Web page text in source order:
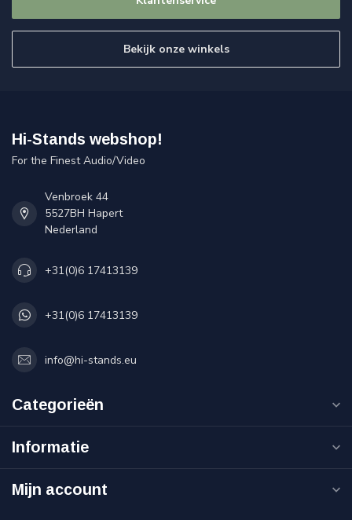
Bekijk onze winkels
Hi-Stands webshop!
For the Finest Audio/Video
Venbroek 44
5527BH Hapert
Nederland
+31(0)6 17413139
+31(0)6 17413139
info@hi-stands.eu
Categorieën
Informatie
Mijn account